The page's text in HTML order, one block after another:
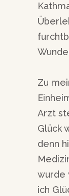
Zu
Arzt
Glück
denn
wurde
ich